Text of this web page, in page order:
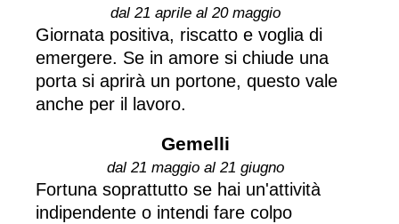
dal 21 aprile al 20 maggio
Giornata positiva, riscatto e voglia di
emergere. Se in amore si chiude una
porta si aprirà un portone, questo vale
anche per il lavoro.
Gemelli
dal 21 maggio al 21 giugno
Fortuna soprattutto se hai un'attività
indipendente o intendi fare colpo